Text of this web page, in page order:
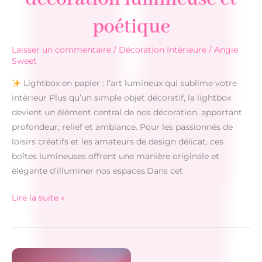
poétique
Laisser un commentaire / Décoration Intérieure / Angie
Sweet
Lightbox en papier : l’art lumineux qui sublime votre
intérieur Plus qu’un simple objet décoratif, la lightbox
devient un élément central de nos décoration, apportant
profondeur, relief et ambiance. Pour les passionnés de
loisirs créatifs et les amateurs de design délicat, ces
boîtes lumineuses offrent une manière originale et
élégante d’illuminer nos espaces.Dans cet
en
:
Lire la suite »